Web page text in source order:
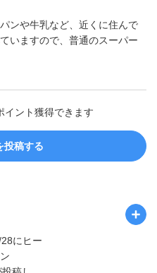
ンや牛乳など、近くに住んで
いますので、普通のスーパー
イント獲得できます
投稿する